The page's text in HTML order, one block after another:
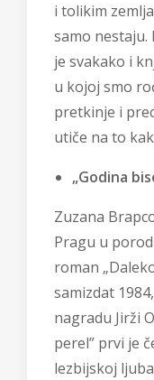
i tolikim
samo nestaju.
je svakako i
u kojoj smo
pretkinje i
utiče na to
„Godina
Zuzana
Pragu u
roman
samizdat
nagradu Jirži
perel” prvi je
lezbijskoj